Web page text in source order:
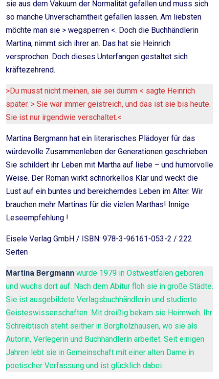
sie aus dem Vakuum der Normalität gefallen und muss sich
so manche Unverschämtheit gefallen lassen. Am liebsten
möchte man sie > wegsperren <. Doch die Buchhändlerin
Martina, nimmt sich ihrer an. Das hat sie Heinrich
versprochen. Doch dieses Unterfangen gestaltet sich
kräftezehrend.
>Du musst nicht meinen, sie sei dumm < sagte Heinrich
später. > Sie war immer geistreich, und das ist sie bis heute.
Sie ist nur irgendwie verschaltet.<
Martina Bergmann hat ein literarisches Plädoyer für das
würdevolle Zusammenleben der Generationen geschrieben.
Sie schildert ihr Leben mit Martha auf liebe – und humorvolle
Weise. Der Roman wirkt schnörkellos Klar und weckt die
Lust auf ein buntes und bereicherndes Leben im Alter. Wir
brauchen mehr Martinas für die vielen Marthas! Innige
Leseempfehlung !
Eisele Verlag GmbH / ISBN: 978-3-96161-053-2 / 222
Seiten
Martina Bergmann wurde 1979 in Ostwestfalen geboren
und wuchs dort auf. Nach dem Abitur floh sie in große Städte.
Sie ist ausgebildete Verlagsbuchhändlerin und studierte
Geisteswissenschaften. Mit dreißig bekam sie Heimweh. Ihr
Schreibtisch steht seither in Borgholzhausen, wo sie als
Autorin, Verlegerin und Buchhändlerin arbeitet. Seit einigen
Jahren lebt sie in Gemeinschaft mit einer alten Dame in
poetischer Verfassung und ist glücklich dabei.